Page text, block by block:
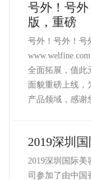
号外！号
版，重磅
号外！号外！号
全面拓展，值此
面貌重磅上线，
产品领域，感谢
2019深圳
2019深圳国际美
司参加了由中国